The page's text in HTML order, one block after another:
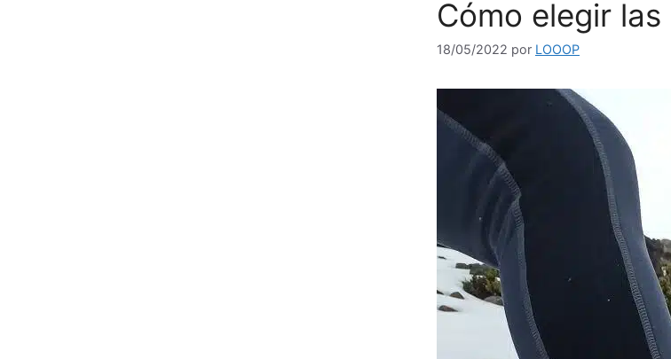
Cómo elegir
18/05/2022 por LOOOP